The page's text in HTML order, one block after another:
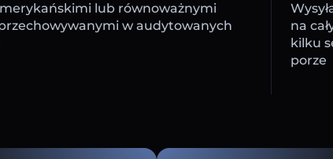
lub równoważnymi
w audytowanych
na
kilku
porze